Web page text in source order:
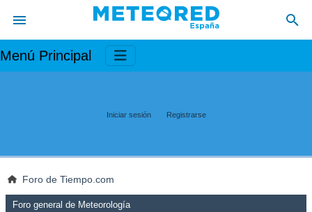
Menú Principal
Iniciar sesión Registrarse
Foro de Tiempo.com
Foro general de Meteorología